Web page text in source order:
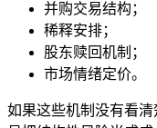
并购交易结构；
稀释安排；
股东赎回机制；
市场情绪定价。
如果这些机制没有看